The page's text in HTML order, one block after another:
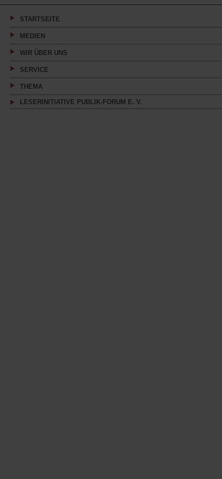
neuen
STARTSEITE
MEDIEN
WIR ÜBER UNS
SERVICE
THEMA
LESERINITIATIVE PUBLIK-FORUM E. V.